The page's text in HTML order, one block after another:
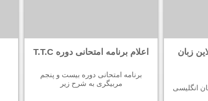
اعلام برنامه امتحانی دوره T.T.C
برنامه امتحانی دوره بیست و پنجم
مربیگری به شرح زیر
زبان
انگلیسی